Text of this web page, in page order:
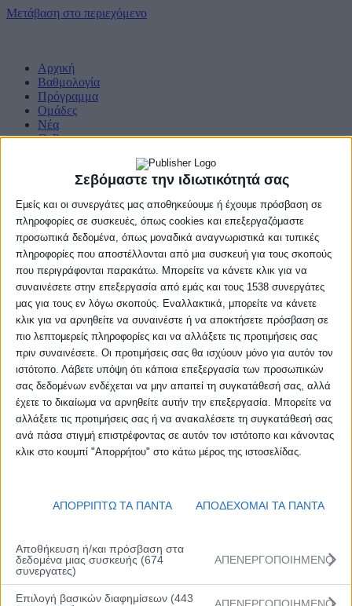
Σεβόμαστε την ιδιωτικότητά σας
Εμείς και οι συνεργάτες μας αποθηκεύουμε ή έχουμε πρόσβαση σε
πληροφορίες σε συσκευές, όπως cookies και επεξεργαζόμαστε
προσωπικά δεδομένα, όπως μοναδικά αναγνωριστικά και τυπικές
πληροφορίες που αποστέλλονται από μια συσκευή για τους σκοπούς
που περιγράφονται παρακάτω. Μπορείτε να κάνετε κλικ για να
συναινέσετε στην επεξεργασία από εμάς και τους 1538 συνεργάτες
μας για τους εν λόγω σκοπούς. Εναλλακτικά, μπορείτε να κάνετε
κλικ για να αρνηθείτε να συναινέστε ή να αποκτήσετε πρόσβαση σε
πιο λεπτομερείς πληροφορίες και να αλλάξετε τις προτιμήσεις σας
πριν συναινέσετε. Οι προτιμήσεις σας θα ισχύουν μόνο για αυτόν τον
ιστότοπο. Λάβετε υπόψη ότι κάποια επεξεργασία των προσωπικών
σας δεδομένων ενδέχεται να μην απαιτεί τη συγκατάθεσή σας, αλλά
έχετε το δικαίωμα να αρνηθείτε αυτήν την επεξεργασία. Μπορείτε να
αλλάξετε τις προτιμήσεις σας ή να ανακαλέσετε τη συγκατάθεσή σας
ανά πάσα στιγμή επιστρέφοντας σε αυτόν τον ιστότοπο και κάνοντας
κλικ στο κουμπί "Απορρήτου" στο κάτω μέρος της ιστοσελίδας.
ΑΠΟΡΡΙΠΤΩ ΤΑ ΠΑΝΤΑ ΑΠΟΔΕΧΟΜΑΙ ΤΑ ΠΑΝΤΑ
Αποθήκευση ή/και πρόσβαση στα
δεδομένα μιας συσκευής (674
συνεργατες)
ΑΠΕΝΕΡΓΟΠΟΙΗΜΕΝΟ
Επιλογή βασικών διαφημίσεων (443
Μετάβαση στο περιεχόμενο
Αρχική
Βαθμολογία
Πρόγραμμα
Ομάδες
Νέα
Gallery